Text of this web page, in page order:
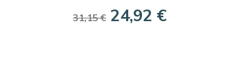
31,15 € 24,92 €